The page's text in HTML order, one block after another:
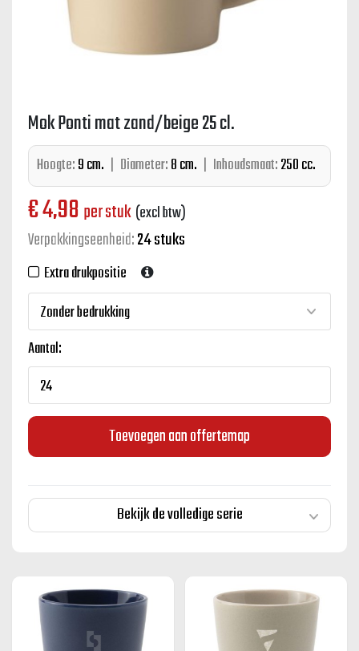
Mok Ponti mat zand/beige 25 cl.
Hoogte:9 cm. | Diameter:8 cm. | Inhoudsmaat:250 cc.
€4,98 per stuk (excl btw)
Verpakkingseenheid:24 stuks
Extra drukpositie
Aantal:
Toevoegen aan offertemap
Bekijk de volledige serie